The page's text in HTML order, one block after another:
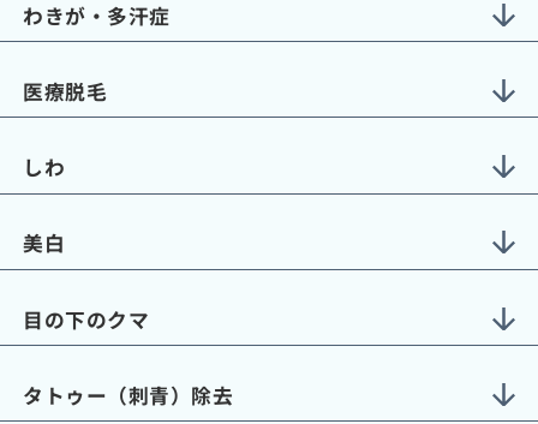
わきが・多汗症
医療脱毛
しわ
美白
目の下のクマ
タトゥー（刺青）除去